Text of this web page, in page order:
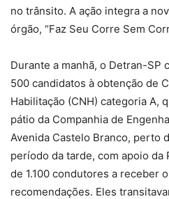
no trânsito. A ação integra a
órgão, “Faz Seu Corre Sem
Durante a manhã, o Detran-SP
500 candidatos à obtenção de
Habilitação (CNH) categoria A,
pátio da Companhia de
Avenida Castelo Branco, perto
período da tarde, com apoio
de 1.100 condutores a receber
recomendações. Eles